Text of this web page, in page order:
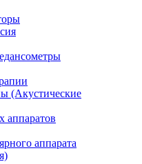
(Акустические
аппаратов
аппарата